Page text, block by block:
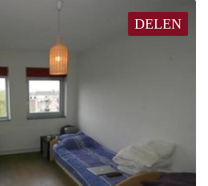
DELEN